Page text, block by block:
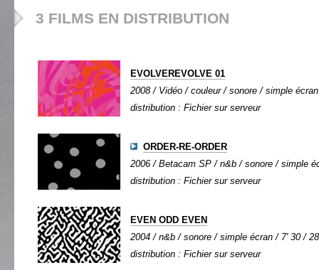
3 FILMS EN DISTRIBUTION
EVOLVEREVOLVE 01
2008 / Vidéo / couleur / sonore / simple
distribution : Fichier sur serveur
ORDER-RE-ORDER
2006 / Betacam SP / n&b / sonore / simple
distribution : Fichier sur serveur
EVEN ODD EVEN
2004 / n&b / sonore / simple écran / 7' 30 /
distribution : Fichier sur serveur